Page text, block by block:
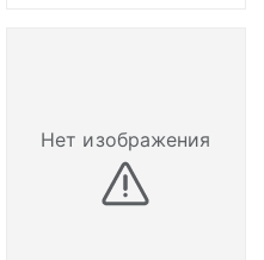
Нет изображения